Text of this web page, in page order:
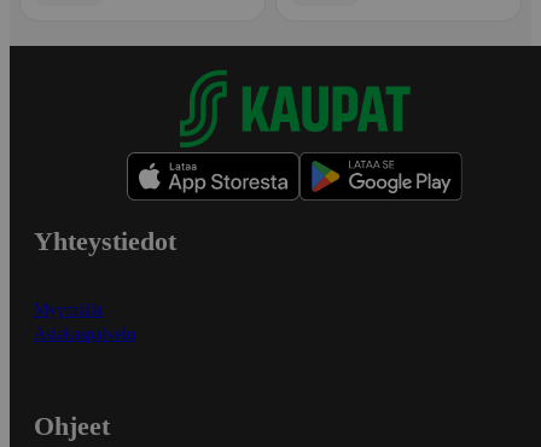
Yhteystiedot
Myymälät
Asiakaspalvelu
Ohjeet